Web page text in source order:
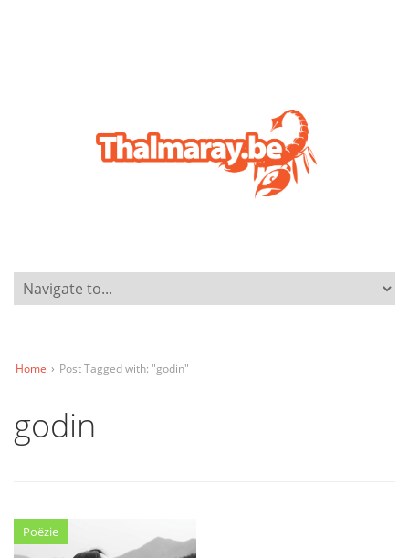
Home › Post Tagged with: "godin"
godin
Poëzie